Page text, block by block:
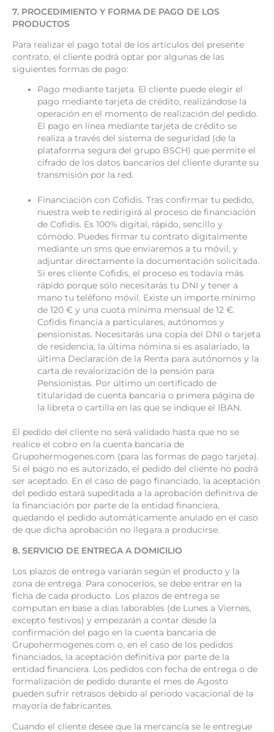
7. PROCEDIMIENTO Y FORMA DE PAGO DE LOS
PRODUCTOS
Para realizar el pago total de los artículos del presente
contrato, el cliente podrá optar por algunas de las
siguientes formas de pago:
Pago mediante tarjeta. El cliente puede elegir el
pago mediante tarjeta de crédito, realizándose la
operación en el momento de realización del pedido.
El pago en línea mediante tarjeta de crédito se
realiza a través del sistema de seguridad (de la
plataforma segura del grupo BSCH) que permite el
cifrado de los datos bancarios del cliente durante su
transmisión por la red.
Financiación con Cofidis. Tras confirmar tu pedido,
nuestra web te redirigirá al proceso de financiación
de Cofidis. Es 100% digital, rápido, sencillo y
cómodo. Puedes firmar tu contrato digitalmente
mediante un sms que enviaremos a tu móvil, y
adjuntar directamente la documentación solicitada.
Si eres cliente Cofidis, el proceso es todavía más
rápido porque sólo necesitarás tu DNI y tener a
mano tu teléfono móvil. Existe un importe mínimo
de 120 € y una cuota mínima mensual de 12 €.
Cofidis financia a particulares, autónomos y
pensionistas. Necesitarás una copia del DNI o tarjeta
de residencia, la última nómina si es asalariado, la
última Declaración de la Renta para autónomos y la
carta de revalorización de la pensión para
Pensionistas. Por último un certificado de
titularidad de cuenta bancaria o primera página de
la libreta o cartilla en las que se indique el IBAN.
El pedido del cliente no será validado hasta que no se
realice el cobro en la cuenta bancaria de
Grupohermogenes.com (para las formas de pago tarjeta).
Si el pago no es autorizado, el pedido del cliente no podrá
ser aceptado. En el caso de pago financiado, la aceptación
del pedido estará supeditada a la aprobación definitiva de
la financiación por parte de la entidad financiera,
quedando el pedido automáticamente anulado en el caso
de que dicha aprobación no llegara a producirse.
8. SERVICIO DE ENTREGA A DOMICILIO
Los plazos de entrega variarán según el producto y la
zona de entrega. Para conocerlos, se debe entrar en la
ficha de cada producto. Los plazos de entrega se
computan en base a días laborables (de Lunes a Viernes,
excepto festivos) y empezarán a contar desde la
confirmación del pago en la cuenta bancaria de
Grupohermogenes.com o, en el caso de los pedidos
financiados, la aceptación definitiva por parte de la
entidad financiera. Los pedidos con fecha de entrega o de
formalización de pedido durante el mes de Agosto
pueden sufrir retrasos debido al periodo vacacional de la
mayoría de fabricantes.
Cuando el cliente desee que la mercancía se le entregue